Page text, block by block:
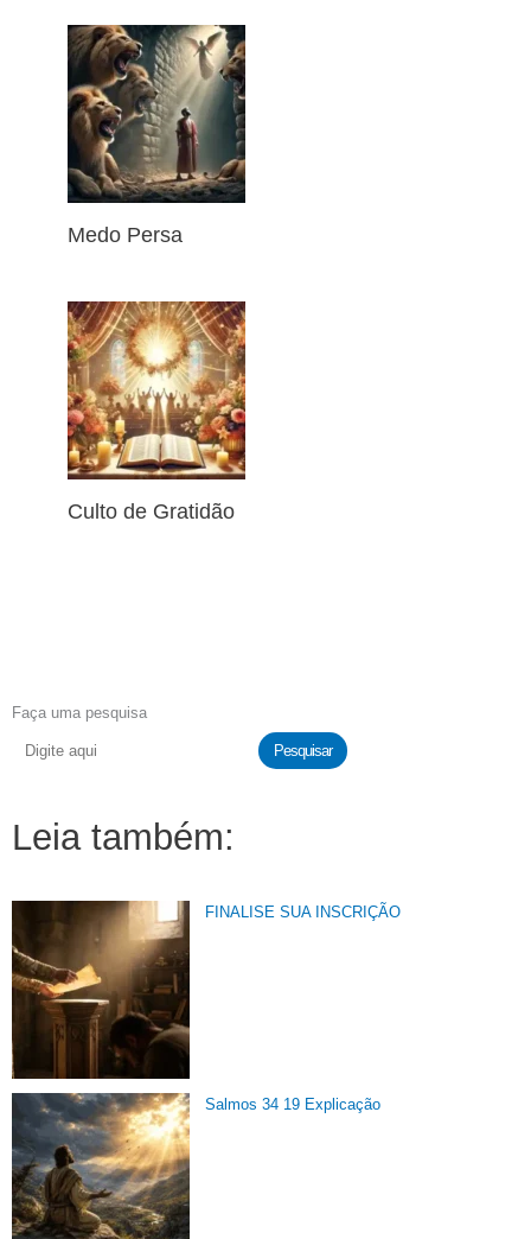
Medo Persa
Culto de Gratidão
Faça uma pesquisa
Pesquisar
Leia também:
FINALISE SUA INSCRIÇÃO
Salmos 34 19 Explicação